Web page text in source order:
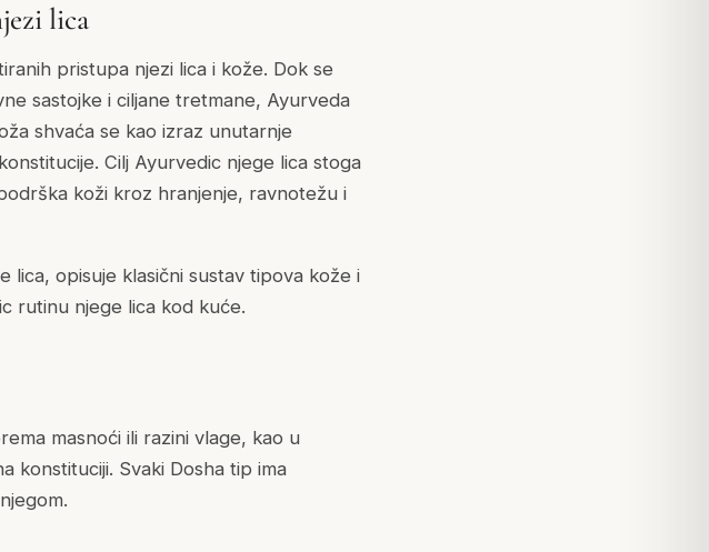
lica
pristupa njezi lica i kože. Dok se
sastojke i ciljane tretmane, Ayurveda
shvaća se kao izraz unutarnje
Cilj Ayurvedic njege lica stoga
koži kroz hranjenje, ravnotežu i
lica, opisuje klasični sustav tipova kože i
rutinu njege lica kod kuće.
masnoći ili razini vlage, kao u
konstituciji. Svaki Dosha tip ima